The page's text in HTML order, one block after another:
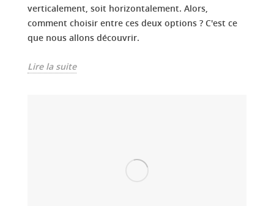
verticalement, soit horizontalement. Alors,
comment choisir entre ces deux options ? C'est ce
que nous allons découvrir.
Lire la suite